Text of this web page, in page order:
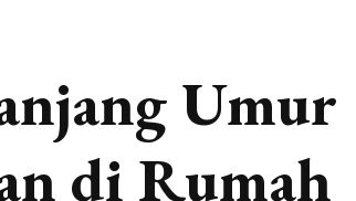
Umur
di Rumah